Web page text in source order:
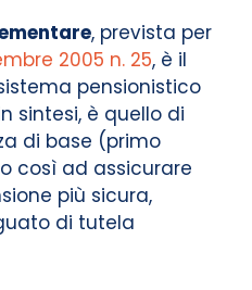
, prevista per
2005 n. 25, è il
pensionistico
sintesi, è quello di
di base (primo
così ad assicurare
più sicura,
di tutela